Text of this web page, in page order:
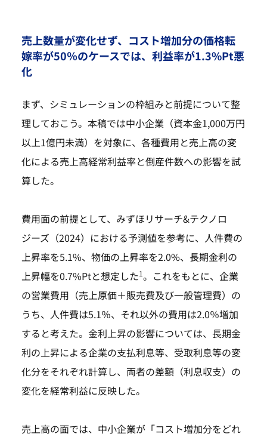
売上数量が変化せず、コスト増加分の価格転
嫁率が50％のケースでは、利益率が1.3%Pt悪
化
まず、シミュレーションの枠組みと前提について整
理しておこう。本稿では中小企業（資本金1,000万円
以上1億円未満）を対象に、各種費用と売上高の変
化による売上高経常利益率と倒産件数への影響を試
算した。
費用面の前提として、みずほリサーチ&テクノロ
ジーズ（2024）における予測値を参考に、人件費の
上昇率を5.1%、物価の上昇率を2.0%、長期金利の
上昇幅を0.7%Ptと想定した1。これをもとに、企業
の営業費用（売上原価＋販売費及び一般管理費）の
うち、人件費は5.1％、それ以外の費用は2.0％増加
すると考えた。金利上昇の影響については、長期金
利の上昇による企業の支払利息等、受取利息等の変
化分をそれぞれ計算し、両者の差額（利息収支）の
変化を経常利益に反映した。
売上高の面では、中小企業が「コスト増加分をどれ